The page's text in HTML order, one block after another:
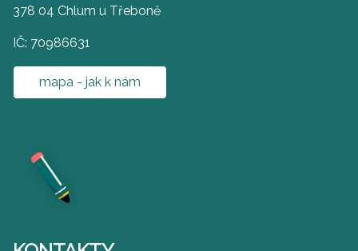
378 04 Chlum u Třeboně
IČ: 70986631
mapa - jak k nám